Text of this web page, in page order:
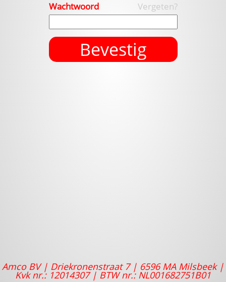
Wachtwoord Vergeten?
Amco BV | Driekronenstraat 7 | 6596 MA Milsbeek |
Kvk nr.: 12014307 | BTW nr.: NL001682751B01